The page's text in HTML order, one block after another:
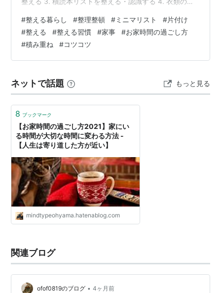
「vol.2 整える暮らし（ 5選 ）」についてご紹介していき
ます。 前回の「vol.1 整える暮らし（ 5選 ）」はこちら↓
ofof0819.hatenablog.jp 1. 薬箱の中身を整える 薬箱：
before 薬箱：afte…
#整える暮らし #整理整頓 #ミニマリスト #片付け
#整える #整える習慣 #家事 #お家時間の過ごし方
#積み重ね #コツコツ
ネットで話題 もっと見る
8 ブックマーク
【お家時間の過ごし方2021】家にい
る時間が大切な時間に変わる方法 -
【人生は寄り道した方が近い】
mindtypeohyama.hatenablog.com
関連ブログ
ofof0819のブログ • 4ヶ月前